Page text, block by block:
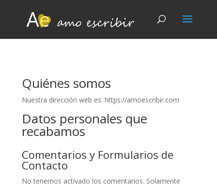
Quiénes somos
Nuestra dirección web es: https://amoescribir.com
Datos personales que
recabamos
Comentarios y Formularios de
Contacto
No tenemos activado los comentarios. Solamente